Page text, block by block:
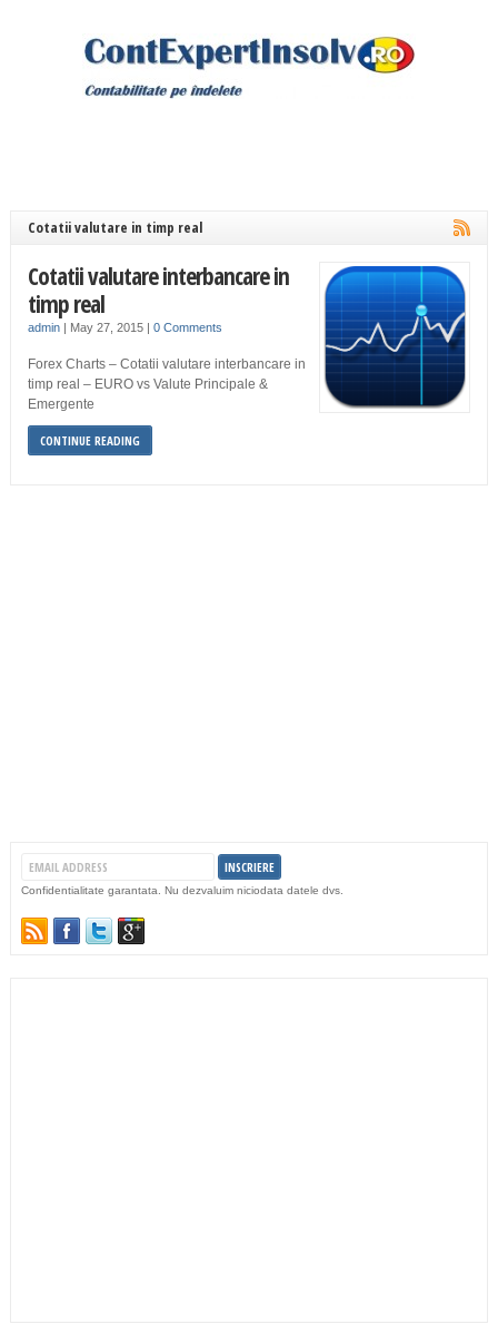
Cotatii valutare in timp real
Cotatii valutare interbancare in
timp real
admin| May 27, 2015 | 0 Comments
Forex Charts – Cotatii valutare interbancare in
timp real – EURO vs Valute Principale &
Emergente
CONTINUE READING
Confidentialitate garantata. Nu dezvaluim niciodata datele dvs.